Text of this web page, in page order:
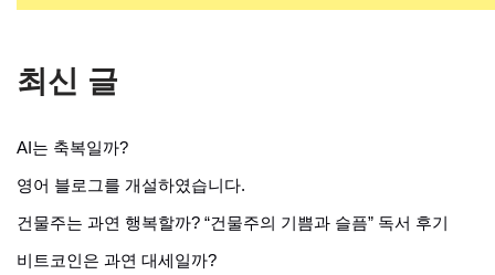
최신 글
AI는 축복일까?
영어 블로그를 개설하였습니다.
건물주는 과연 행복할까? “건물주의 기쁨과 슬픔” 독서 후기
비트코인은 과연 대세일까?